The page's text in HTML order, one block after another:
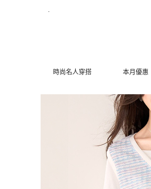
.
時尚名人穿搭 本月優惠